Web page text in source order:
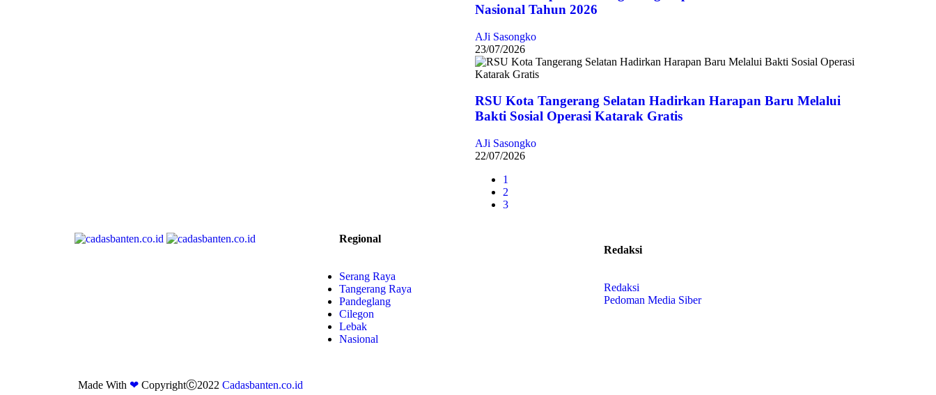
Nasional Tahun 2026
AJi Sasongko
23/07/2026
RSU Kota Tangerang Selatan Hadirkan Harapan Baru Melalui
Bakti Sosial Operasi Katarak Gratis
AJi Sasongko
22/07/2026
1
2
3
Regional
Serang Raya
Tangerang Raya
Pandeglang
Cilegon
Lebak
Nasional
Redaksi
Redaksi
Pedoman Media Siber
Made With ❤ CopyrightⒸ2022 Cadasbanten.co.id